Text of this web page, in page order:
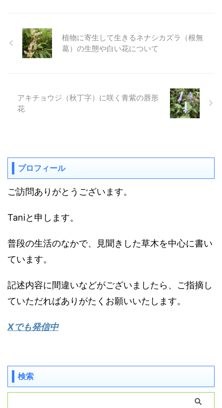
植物に寄生して生きるネナシカズラ（根無
葛）の生態や白い花について
アキチョウジ（秋丁字）に咲く青紫の唇形
花
プロフィール
ご訪問ありがとうございます。
Taniと申します。
普段の生活のなかで、見聞きした草木を中心に書い
ています。
記述内容に間違いなどがございましたら、ご指摘し
ていただればありがたくお願いいたします。
Xでも発信中
検索